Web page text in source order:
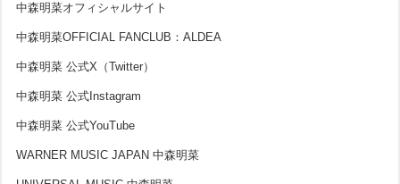
中森明菜オフィシャルサイト
中森明菜OFFICIAL FANCLUB：ALDEA
中森明菜 公式X（Twitter）
中森明菜 公式Instagram
中森明菜 公式YouTube
WARNER MUSIC JAPAN 中森明菜